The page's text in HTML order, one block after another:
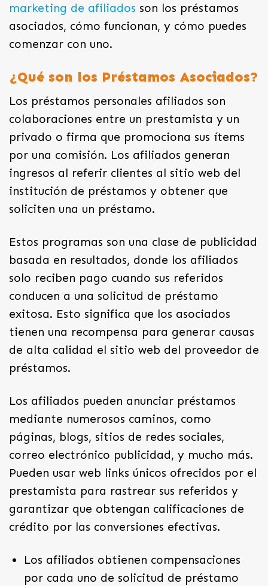
marketing de afiliados son los préstamos
asociados, cómo funcionan, y cómo puedes
comenzar con uno.
¿Qué son los Préstamos Asociados?
Los préstamos personales afiliados son
colaboraciones entre un prestamista y un
privado o firma que promociona sus ítems
por una comisión. Los afiliados generan
ingresos al referir clientes al sitio web del
institución de préstamos y obtener que
soliciten una un préstamo.
Estos programas son una clase de publicidad
basada en resultados, donde los afiliados
solo reciben pago cuando sus referidos
conducen a una solicitud de préstamo
exitosa. Esto significa que los asociados
tienen una recompensa para generar causas
de alta calidad el sitio web del proveedor de
préstamos.
Los afiliados pueden anunciar préstamos
mediante numerosos caminos, como
páginas, blogs, sitios de redes sociales,
correo electrónico publicidad, y mucho más.
Pueden usar web links únicos ofrecidos por el
prestamista para rastrear sus referidos y
garantizar que obtengan calificaciones de
crédito por las conversiones efectivas.
Los afiliados obtienen compensaciones
por cada uno de solicitud de préstamo